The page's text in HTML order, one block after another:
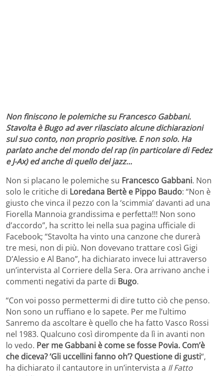
Non finiscono le polemiche su Francesco Gabbani.
Stavolta è Bugo ad aver rilasciato alcune dichiarazioni
sul suo conto, non proprio positive. E non solo. Ha
parlato anche del mondo del rap (in particolare di Fedez
e J-Ax) ed anche di quello del jazz…
Non si placano le polemiche su Francesco Gabbani. Non
solo le critiche di Loredana Bertè e Pippo Baudo: “Non è
giusto che vinca il pezzo con la ‘scimmia’ davanti ad una
Fiorella Mannoia grandissima e perfetta!!! Non sono
d’accordo”, ha scritto lei nella sua pagina ufficiale di
Facebook; “Stavolta ha vinto una canzone che durerà
tre mesi, non di più. Non dovevano trattare così Gigi
D’Alessio e Al Bano”, ha dichiarato invece lui attraverso
un’intervista al Corriere della Sera. Ora arrivano anche i
commenti negativi da parte di Bugo.
“Con voi posso permettermi di dire tutto ciò che penso.
Non sono un ruffiano e lo sapete. Per me l’ultimo
Sanremo da ascoltare è quello che ha fatto Vasco Rossi
nel 1983. Qualcuno così dirompente da lì in avanti non
lo vedo. Per me Gabbani è come se fosse Povia. Com’è
che diceva? ‘Gli uccellini fanno oh’? Questione di gusti“,
ha dichiarato il cantautore in un’intervista a Il Fatto